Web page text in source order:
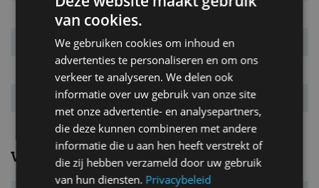
Bandenmaat 245/50 R18 / 275/45 R18
Wielbasis 3.035 mm
Max. aanh. gew. n.v.t. kg
Tankinhoud 70 l
Verbruik
van cookies.
We gebruiken cookies om inhoud en
advertenties te personaliseren en om ons
verkeer te analyseren. We delen ook
informatie over uw gebruik van onze site
met onze advertentie- en analysepartners,
die deze kunnen combineren met andere
informatie die u aan hen heeft verstrekt of
die zij hebben verzameld door uw gebruik
van hun diensten. Privacybeleid